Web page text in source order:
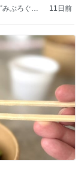
ぶろぐ」
11日前